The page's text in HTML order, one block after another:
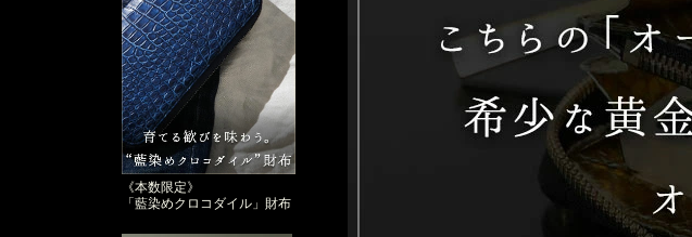
《本数限定》
「藍染めクロコダイル」財布